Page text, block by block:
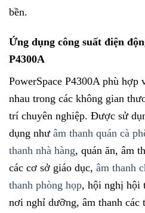
bền.
Ứng dụng công suất điện
P4300A
PowerSpace P4300A phù
nhau trong các không gian
trí chuyên nghiệp. Được sử
dụng như âm thanh quán cà
thanh nhà hàng, quán ăn, âm
các cơ sở giáo dục, âm thanh
thanh phòng họp, hội nghị hội
nơi nghỉ dưỡng, âm thanh các